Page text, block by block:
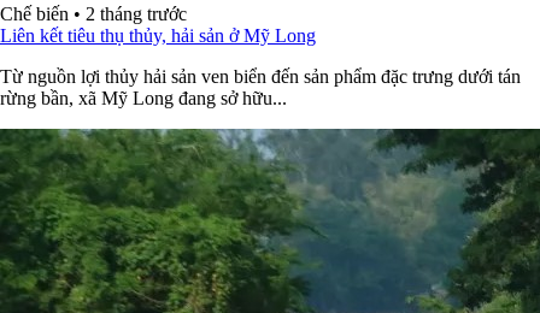
Chế biến • 2 tháng trước
Liên kết tiêu thụ thủy, hải sản ở Mỹ Long
Từ nguồn lợi thủy hải sản ven biển đến sản phẩm đặc trưng dưới tán
rừng bần, xã Mỹ Long đang sở hữu...